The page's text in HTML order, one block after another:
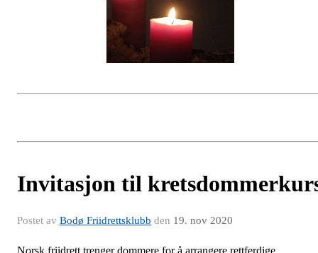
Invitasjon til
Postet av Bodø Friidrettsklubb den 19. nov 2020
Norsk friidrett trenger dommere for å arrangere rettferdige